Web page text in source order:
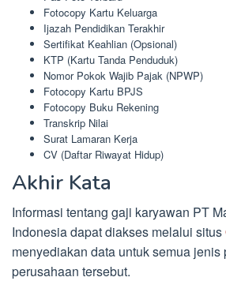
Fotocopy Kartu Keluarga
Ijazah Pendidikan Terakhir
Sertifikat Keahlian (Opsional)
KTP (Kartu Tanda Penduduk)
Nomor Pokok Wajib Pajak (NPWP)
Fotocopy Kartu BPJS
Fotocopy Buku Rekening
Transkrip Nilai
Surat Lamaran Kerja
CV (Daftar Riwayat Hidup)
Akhir Kata
Informasi tentang gaji karyawan PT
Indonesia dapat diakses melalui situs
menyediakan data untuk semua
perusahaan tersebut.